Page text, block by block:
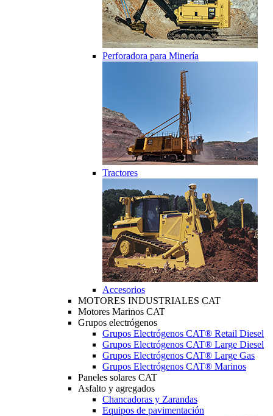
Perforadora para Minería
Tractores
Accesorios
MOTORES INDUSTRIALES CAT
Motores Marinos CAT
Grupos electrógenos
Grupos Electrógenos CAT® Retail Diesel
Grupos Electrógenos CAT® Large Diesel
Grupos Electrógenos CAT® Large Gas
Grupos Electrógenos CAT® Marinos
Paneles solares CAT
Asfalto y agregados
Chancadoras y Zarandas
Equipos de pavimentación